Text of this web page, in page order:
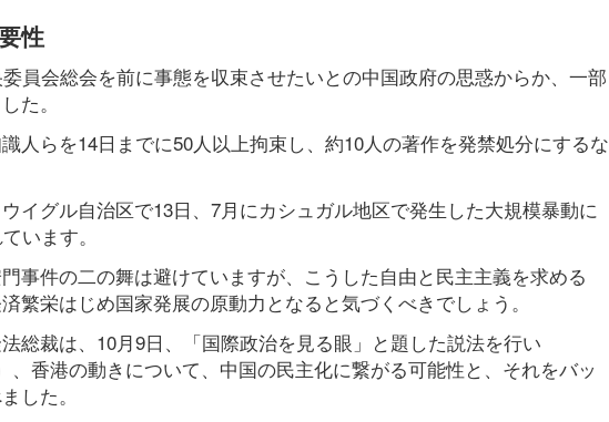
性
員会総会を前に事態を収束させたいとの中国政府の思惑からか、一部
た。
人らを14日までに50人以上拘束し、約10人の著作を発禁処分にするな
イグル自治区で13日、7月にカシュガル地区で発生した大規模暴動に
います。
事件の二の舞は避けていますが、こうした自由と民主主義を求める
繁栄はじめ国家発展の原動力となると気づくべきでしょう。
総裁は、10月9日、「国際政治を見る眼」と題した説法を行い
、香港の動きについて、中国の民主化に繋がる可能性と、それをバッ
した。